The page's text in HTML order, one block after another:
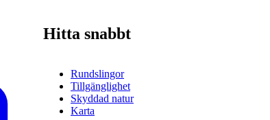
Hitta snabbt
Rundslingor
Tillgänglighet
Skyddad natur
Karta